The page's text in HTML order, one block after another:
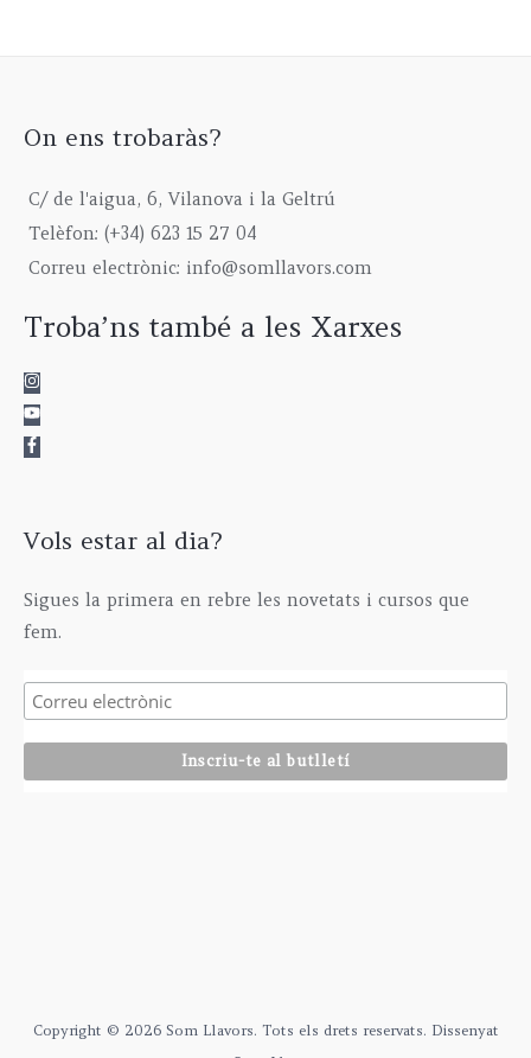
On ens trobaràs?
C/ de l'aigua, 6, Vilanova i la Geltrú
Telèfon: (+34) 623 15 27 04
Correu electrònic: info@somllavors.com
Troba’ns també a les Xarxes
Vols estar al dia?
Sigues la primera en rebre les novetats i cursos que
fem.
Copyright © 2026 Som Llavors. Tots els drets reservats. Dissenyat